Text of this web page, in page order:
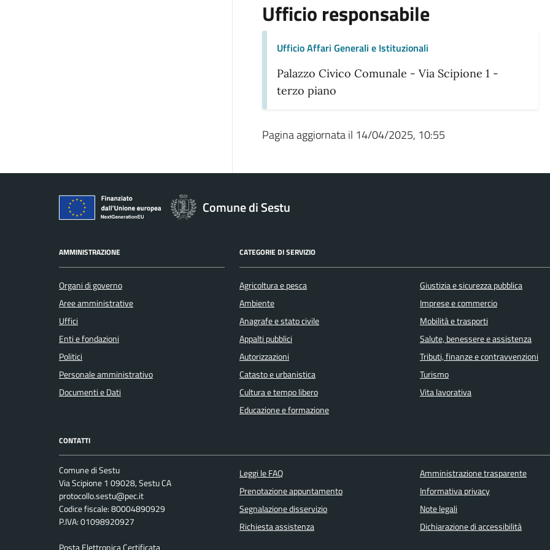
Ufficio responsabile
Ufficio Affari Generali e Istituzionali
Palazzo Civico Comunale - Via Scipione 1 -
terzo piano
Pagina aggiornata il 14/04/2025, 10:55
Comune di Sestu
AMMINISTRAZIONE
Organi di governo
Aree amministrative
Uffici
Enti e fondazioni
Politici
Personale amministrativo
Documenti e Dati
CATEGORIE DI SERVIZIO
Agricoltura e pesca
Ambiente
Anagrafe e stato civile
Appalti pubblici
Autorizzazioni
Catasto e urbanistica
Cultura e tempo libero
Educazione e formazione
Giustizia e sicurezza pubblica
Imprese e commercio
Mobilità e trasporti
Salute, benessere e assistenza
Tributi, finanze e contravvenzioni
Turismo
Vita lavorativa
CONTATTI
Comune di Sestu
Via Scipione 1 09028, Sestu CA
protocollo.sestu@pec.it
Codice fiscale: 80004890929
P.IVA: 01098920927
Leggi le FAQ
Prenotazione appuntamento
Segnalazione disservizio
Richiesta assistenza
Amministrazione trasparente
Informativa privacy
Note legali
Dichiarazione di accessibilità